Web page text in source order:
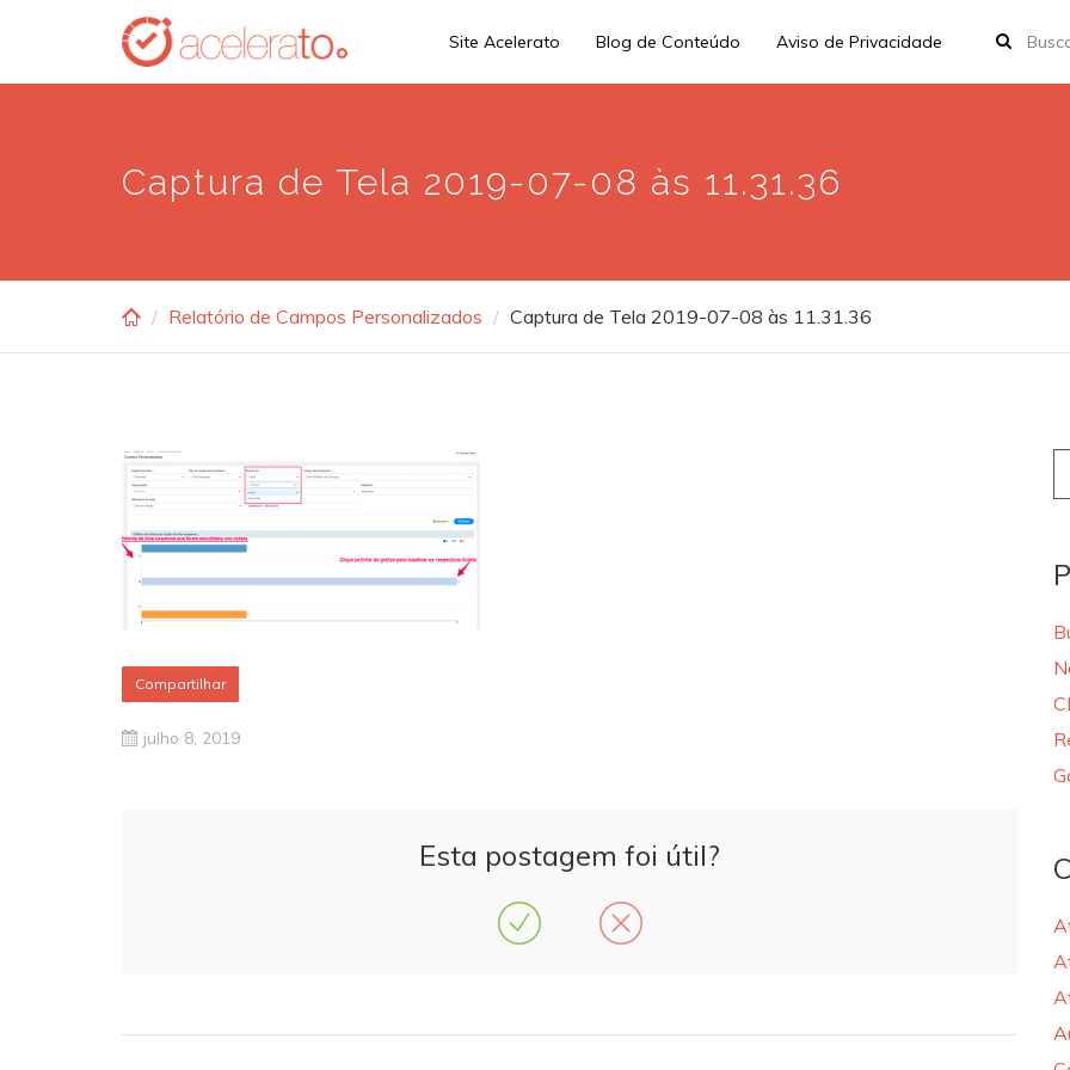
main
Site Acelerato Blog de Conteúdo Aviso de Privacidade
Captura de Tela 2019-07-08 às 11.31.36
Relatório de Campos Personalizados Captura de Tela 2019-07-08 às 11.31.36
Compartilhar
julho 8, 2019
Esta postagem foi útil?